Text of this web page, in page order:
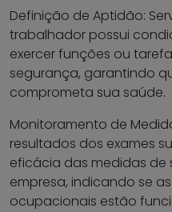
Definição de Aptidão:
trabalhador possui
exercer funções ou
segurança, garantindo
comprometa sua saúde.
Monitoramento de
resultados dos exames
eficácia das medidas
empresa, indicando se
ocupacionais estão